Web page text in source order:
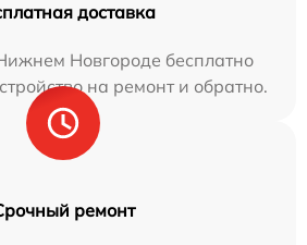
доставка
Новгороде бесплатно
на ремонт и обратно.
ремонт